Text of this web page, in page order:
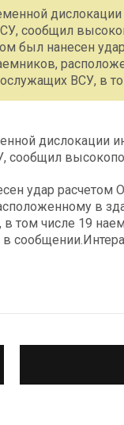
сообщил
был нанесен
ВСУ, в
дислокации
удар
в
том числе 19